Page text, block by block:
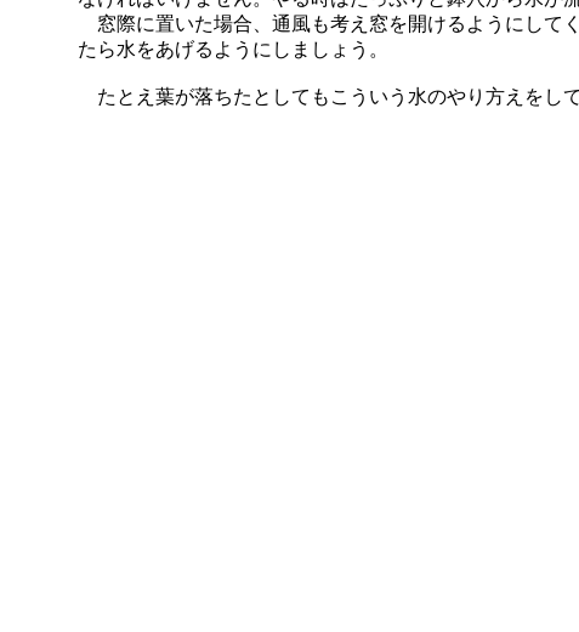
窓際に置いた場合、通風も考え窓を開けるようにして
たら水をあげるようにしましょう。
たとえ葉が落ちたとしてもこういう水のやり方えをし